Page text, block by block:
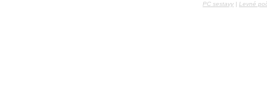
PC sestavy | Levné